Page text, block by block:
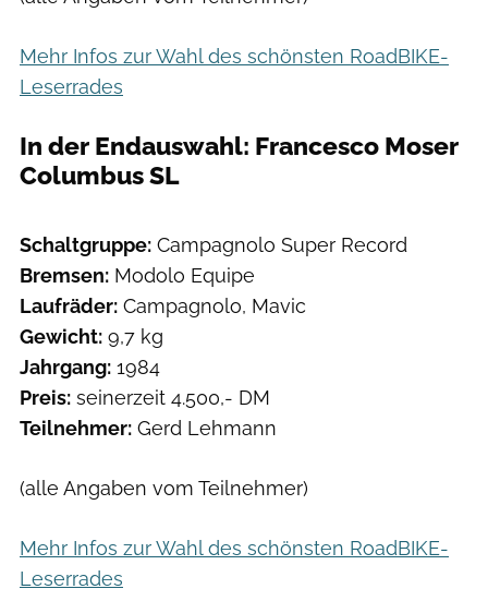
Mehr Infos zur Wahl des schönsten RoadBIKE-
Leserrades
In der Endauswahl: Francesco Moser
Columbus SL
Schaltgruppe: Campagnolo Super Record
Bremsen: Modolo Equipe
Laufräder: Campagnolo, Mavic
Gewicht: 9,7 kg
Jahrgang: 1984
Preis: seinerzeit 4.500,- DM
Teilnehmer: Gerd Lehmann
(alle Angaben vom Teilnehmer)
Mehr Infos zur Wahl des schönsten RoadBIKE-
Leserrades